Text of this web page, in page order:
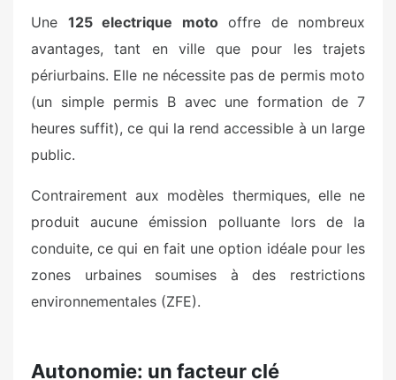
Une 125 electrique motooffre de nombreux
avantages, tant en ville que pour les trajets
périurbains. Elle ne nécessite pas de permis moto
(un simple permis B avec une formation de 7
heures suffit), ce qui la rend accessible à un large
public.
Contrairement aux modèles thermiques, elle ne
produit aucune émission polluante lors de la
conduite, ce qui en fait une option idéale pour les
zones urbaines soumises à des restrictions
environnementales (ZFE).
Autonomie: un facteur clé